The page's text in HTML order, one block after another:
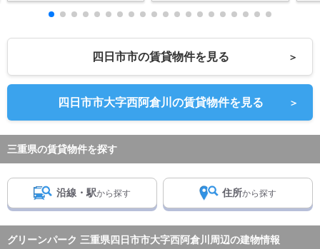
四日市市の賃貸物件を見る ＞
四日市市大字西阿倉川の賃貸物件を見る ＞
三重県の賃貸物件を探す
沿線・駅から探す 住所から探す
グリーンパーク 三重県四日市市大字西阿倉川周辺の建物情報